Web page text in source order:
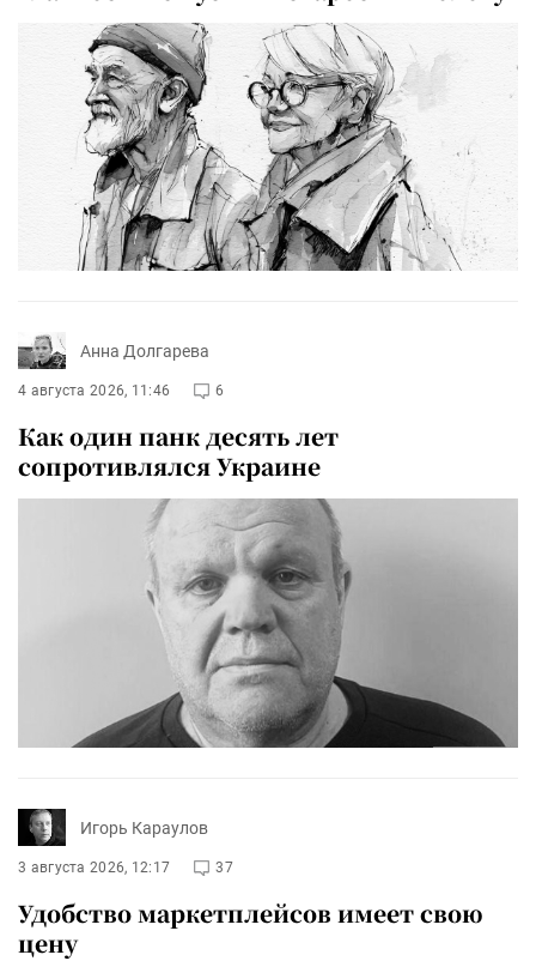
Анна Долгарева
4 августа 2026, 11:46 6
Как один панк десять лет
сопротивлялся Украине
Игорь Караулов
3 августа 2026, 12:17 37
Удобство маркетплейсов имеет свою
цену